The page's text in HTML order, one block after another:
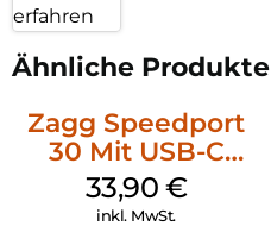
erfahren
Ähnliche Produkte
Zagg Speedport
30 Mit USB-C
Kabel Weiß
33,90 €
inkl. MwSt.